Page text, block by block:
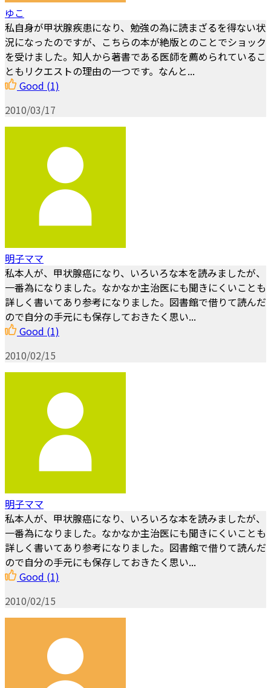
ゆこ
私自身が甲状腺疾患になり、勉強の為に読まざるを得ない状
況になったのですが、こちらの本が絶版とのことでショック
を受けました。知人から著書である医師を薦められているこ
ともリクエストの理由の一つです。なんと...
Good (1)
2010/03/17
明子ママ
私本人が、甲状腺癌になり、いろいろな本を読みましたが、
一番為になりました。なかなか主治医にも聞きにくいことも
詳しく書いてあり参考になりました。図書館で借りて読んだ
ので自分の手元にも保存しておきたく思い...
Good (1)
2010/02/15
明子ママ
私本人が、甲状腺癌になり、いろいろな本を読みましたが、
一番為になりました。なかなか主治医にも聞きにくいことも
詳しく書いてあり参考になりました。図書館で借りて読んだ
ので自分の手元にも保存しておきたく思い...
Good (1)
2010/02/15